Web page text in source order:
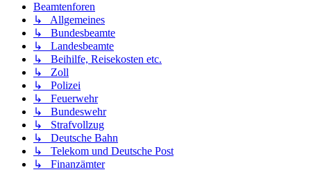
Beamtenforen
↳ Allgemeines
↳ Bundesbeamte
↳ Landesbeamte
↳ Beihilfe, Reisekosten etc.
↳ Zoll
↳ Polizei
↳ Feuerwehr
↳ Bundeswehr
↳ Strafvollzug
↳ Deutsche Bahn
↳ Telekom und Deutsche Post
↳ Finanzämter